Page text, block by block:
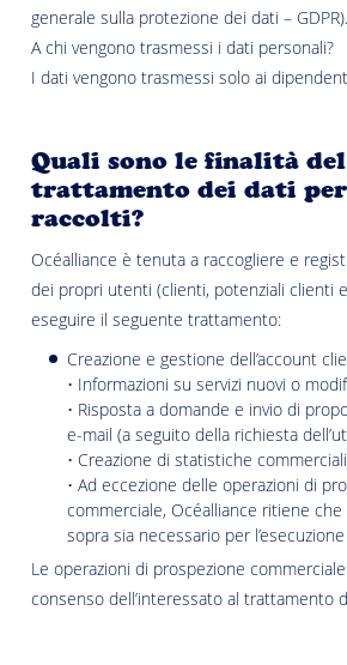
generale sulla protezione dei dati – GDPR).
A chi vengono trasmessi i dati personali?
I dati vengono trasmessi solo ai
Quali sono le finalità del
trattamento dei dati
raccolti?
Océalliance è tenuta a raccogliere e
dei propri utenti (clienti, potenziali clienti
eseguire il seguente trattamento:
Creazione e gestione dell’account
• Informazioni su servizi nuovi o
• Risposta a domande e invio di
e-mail (a seguito della richiesta
• Creazione di statistiche
• Ad eccezione delle operazioni di
commerciale, Océalliance ritiene
sopra sia necessario per
Le operazioni di prospezione
consenso dell’interessato al trattamento